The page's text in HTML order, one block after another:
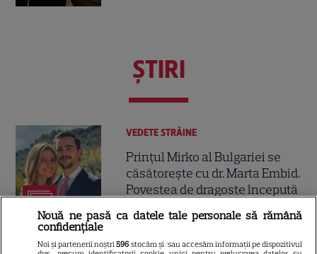
ŞTIRI
VEDETE STRĂINE
Prințul Mirko al Bulgariei se
căsătorește cu dr. Marta Embid.
Povestea de dragoste începută
Exclusiv VEDETE ROMÂNEŞTI
Nouă ne pasă ca datele tale personale să rămână
confidențiale
Noi și partenerii noștri596 stocăm și/sau accesăm informații pe dispozitivul